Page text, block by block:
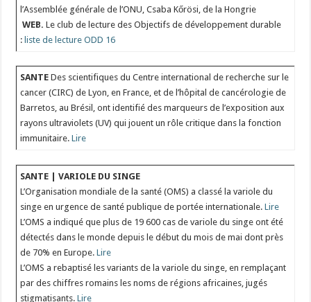
l’Assemblée générale de l’ONU, Csaba Kőrösi, de la Hongrie
WEB.Le club de lecture des Objectifs de développement durable
: liste de lecture ODD 16
SANTE Des scientifiques du Centre international de recherche sur le
cancer (CIRC) de Lyon, en France, et de l’hôpital de cancérologie de
Barretos, au Brésil, ont identifié des marqueurs de l’exposition aux
rayons ultraviolets (UV) qui jouent un rôle critique dans la fonction
immunitaire.Lire
SANTE | VARIOLE DU SINGE
L’Organisation mondiale de la santé (OMS) a classé la variole du
singe en urgence de santé publique de portée internationale.Lire
L’OMS a indiqué que plus de 19 600 cas de variole du singe ont été
détectés dans le monde depuis le début du mois de mai dont près
de 70% en Europe.Lire
L’OMS a rebaptisé les variants de la variole du singe, en remplaçant
par des chiffres romains les noms de régions africaines, jugés
stigmatisants.Lire